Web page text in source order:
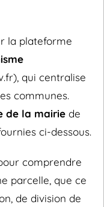
la plateforme
qui centralise
communes.
de la mairie de
ci-dessous.
comprendre
parcelle, que ce
de division de